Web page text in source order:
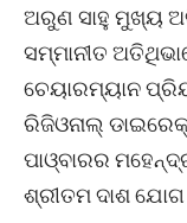
ଅରୁଣ ସାହୁ ମୁଖ୍ୟ
ସମ୍ମାନୀତ
ଚେୟାରମ୍ୟାନ
ରିଜିଓନାଲ୍
ପାଓ୍ବାରର
ଶ୍ରୀତମ ଦାଶ